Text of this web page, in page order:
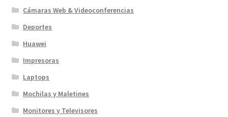
Cámaras Web & Videoconferencias
Deportes
Huawei
Impresoras
Laptops
Mochilas y Maletines
Monitores y Televisores